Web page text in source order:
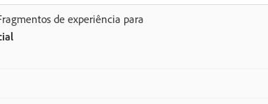
de experiência para